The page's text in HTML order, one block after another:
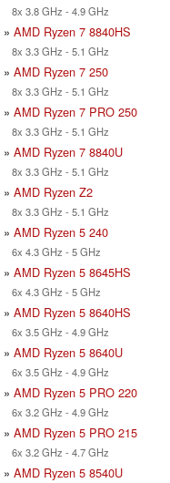
8x 3.8 GHz - 4.9 GHz
» AMD Ryzen 7 8840HS
8x 3.3 GHz - 5.1 GHz
» AMD Ryzen 7 250
8x 3.3 GHz - 5.1 GHz
» AMD Ryzen 7 PRO 250
8x 3.3 GHz - 5.1 GHz
» AMD Ryzen 7 8840U
8x 3.3 GHz - 5.1 GHz
» AMD Ryzen Z2
8x 3.3 GHz - 5.1 GHz
» AMD Ryzen 5 240
6x 4.3 GHz - 5 GHz
» AMD Ryzen 5 8645HS
6x 4.3 GHz - 5 GHz
» AMD Ryzen 5 8640HS
6x 3.5 GHz - 4.9 GHz
» AMD Ryzen 5 8640U
6x 3.5 GHz - 4.9 GHz
» AMD Ryzen 5 PRO 220
6x 3.2 GHz - 4.9 GHz
» AMD Ryzen 5 PRO 215
6x 3.2 GHz - 4.7 GHz
» AMD Ryzen 5 8540U